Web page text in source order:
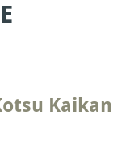
Kaikan